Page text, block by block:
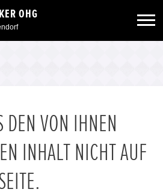
OHG
DEN VON IHNEN
INHALT NICHT AUF